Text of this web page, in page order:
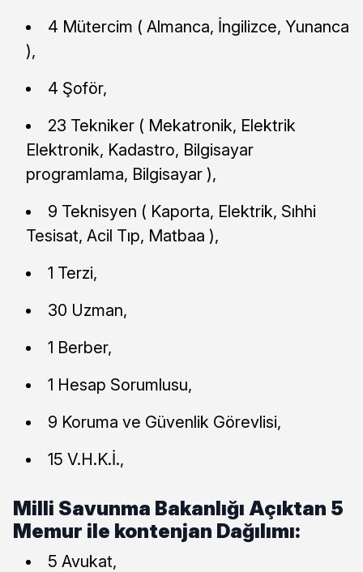
4 Mütercim ( Almanca, İngilizce, Yunanca
),
4 Şoför,
23 Tekniker ( Mekatronik, Elektrik
Elektronik, Kadastro, Bilgisayar
programlama, Bilgisayar ),
9 Teknisyen ( Kaporta, Elektrik, Sıhhi
Tesisat, Acil Tıp, Matbaa ),
1 Terzi,
30 Uzman,
1 Berber,
1 Hesap Sorumlusu,
9 Koruma ve Güvenlik Görevlisi,
15 V.H.K.İ.,
Milli Savunma Bakanlığı Açıktan 5
Memur ile kontenjan Dağılımı:
5 Avukat,